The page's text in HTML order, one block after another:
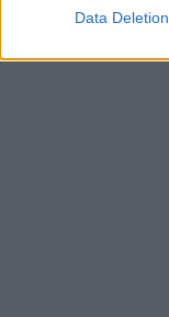
Data Deletion